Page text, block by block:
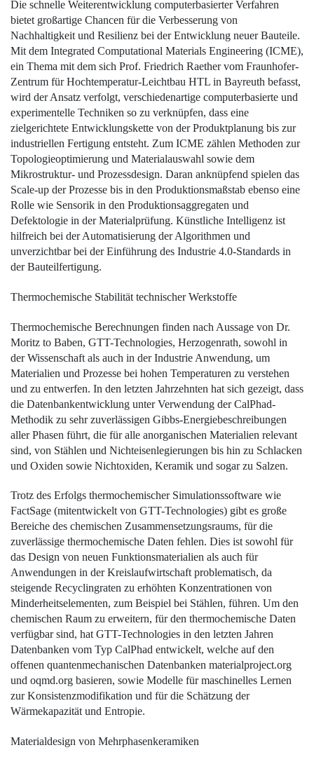
Die schnelle Weiterentwicklung computerbasierter Verfahren
bietet großartige Chancen für die Verbesserung von
Nachhaltigkeit und Resilienz bei der Entwicklung neuer Bauteile.
Mit dem Integrated Computational Materials Engineering (ICME),
ein Thema mit dem sich Prof. Friedrich Raether vom Fraunhofer-
Zentrum für Hochtemperatur-Leichtbau HTL in Bayreuth befasst,
wird der Ansatz verfolgt, verschiedenartige computerbasierte und
experimentelle Techniken so zu verknüpfen, dass eine
zielgerichtete Entwicklungskette von der Produktplanung bis zur
industriellen Fertigung entsteht. Zum ICME zählen Methoden zur
­Topologieoptimierung und Materialauswahl sowie dem
Mikrostruktur- und Prozessdesign. Daran anknüpfend spielen das
Scale-up der Prozesse bis in den Produktionsmaßstab ebenso eine
Rolle wie Sensorik in den Produktionsaggregaten und
Defektologie in der Materialprüfung. Künstliche Intelligenz ist
hilfreich bei der Automatisierung der Algorithmen und
unverzichtbar bei der Einführung des Industrie 4.0-Standards in
der Bauteilfertigung.
Thermochemische ­Stabilität technischer Werkstoffe
Thermochemische Berechnungen finden nach Aussage von Dr.
Moritz to Baben, GTT-Technologies, Herzogenrath, sowohl in
der Wissenschaft als auch in der Industrie Anwendung, um
Materialien und Prozesse bei hohen Temperaturen zu verstehen
und zu entwerfen. In den letzten Jahrzehnten hat sich gezeigt, dass
die Datenbankentwicklung unter Verwendung der CalPhad-
Methodik zu sehr zuverlässigen Gibbs-Energiebeschreibungen
aller Phasen führt, die für alle anorganischen Materialien relevant
sind, von Stählen und Nichteisenlegierungen bis hin zu Schlacken
und Oxiden sowie Nichtoxiden, Keramik und sogar zu Salzen.
Trotz des Erfolgs thermochemischer Simulationssoftware wie
FactSage (mitentwickelt von GTT-Technologies) gibt es große
Bereiche des chemischen Zusammensetzungsraums, für die
zuverlässige thermochemische Daten fehlen. Dies ist sowohl für
das Design von neuen Funktionsmaterialien als auch für
Anwendungen in der Kreislaufwirtschaft problematisch, da
steigende Recyclingraten zu erhöhten Konzentrationen von
Minderheitselementen, zum Beispiel bei Stählen, führen. Um den
chemischen Raum zu erweitern, für den thermochemische Daten
verfügbar sind, hat GTT-Technologies in den letzten Jahren
Datenbanken vom Typ CalPhad entwickelt, welche auf den
offenen quantenmechanischen Datenbanken materialproject.org
und oqmd.org basieren, sowie Modelle für maschinelles Lernen
zur Konsistenzmodifikation und für die Schätzung der
Wärmekapazität und Entropie.
Materialdesign von ­Mehrphasenkeramiken